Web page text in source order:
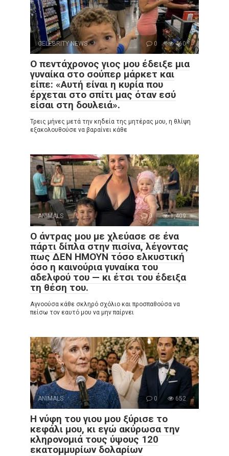
CELEBRITY NEWS 0 460
Ο πεντάχρονος γιος μου έδειξε μια
γυναίκα στο σούπερ μάρκετ και
είπε: «Αυτή είναι η κυρία που
έρχεται στο σπίτι μας όταν εσύ
είσαι στη δουλειά».
Τρεις μήνες μετά την κηδεία της μητέρας μου, η θλίψη
εξακολουθούσε να βαραίνει κάθε
ANIMALS 0 1,409
Ο άντρας μου με χλεύασε σε ένα
πάρτι δίπλα στην πισίνα, λέγοντας
πως ΔΕΝ ΗΜΟΥΝ τόσο ελκυστική
όσο η καινούρια γυναίκα του
αδελφού του — κι έτσι του έδειξα
τη θέση του.
Αγνοούσα κάθε σκληρό σχόλιο και προσπαθούσα να
πείσω τον εαυτό μου να μην παίρνει
ANIMALS 0 652
Η νύφη του γιου μου ξύρισε το
κεφάλι μου, κι εγώ ακύρωσα την
κληρονομιά τους ύψους 120
εκατομμυρίων δολαρίων